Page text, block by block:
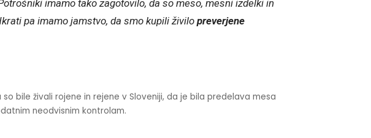
imamo tako zagotovilo, da so meso, mesni izdelki in
pa imamo jamstvo, da smo kupili živilo preverjene
bile živali rojene in rejene v Sloveniji, da je bila predelava mesa
neodvisnim kontrolam.